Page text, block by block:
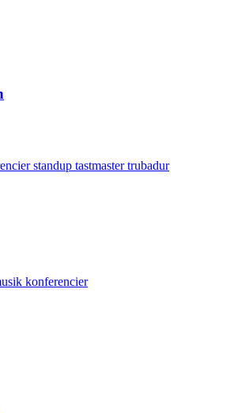
standup tastmastertrubadur
konferencier